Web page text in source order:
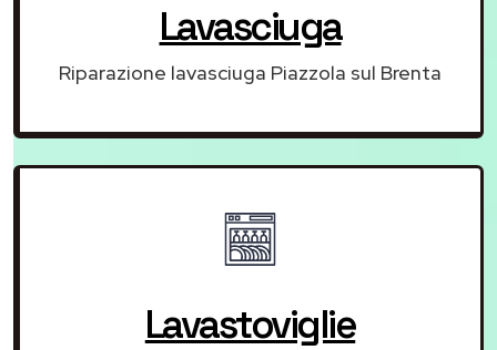
Lavasciuga
Riparazione lavasciuga Piazzola sul Brenta
Lavastoviglie